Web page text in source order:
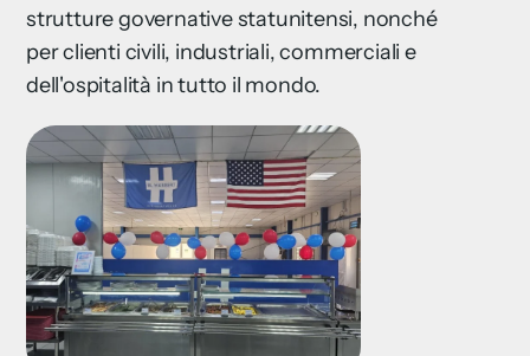
strutture governative statunitensi, nonché
per clienti civili, industriali, commerciali e
dell'ospitalità in tutto il mondo.